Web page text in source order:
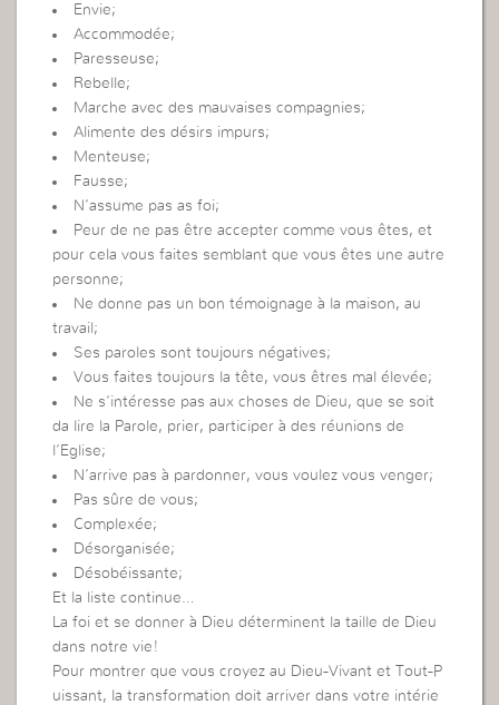
Envie;
Accommodée;
Paresseuse;
Rebelle;
Marche avec des mauvaises compagnies;
Alimente des désirs impurs;
Menteuse;
Fausse;
N’assume pas as foi;
Peur de ne pas être accepter comme vous êtes, et
pour cela vous faites semblant que vous êtes une autre
personne;
Ne donne pas un bon témoignage à la maison, au
travail;
Ses paroles sont toujours négatives;
Vous faites toujours la tête, vous êtres mal élevée;
Ne s’intéresse pas aux choses de Dieu, que se soit
da lire la Parole, prier, participer à des réunions de
l’Eglise;
N’arrive pas à pardonner, vous voulez vous venger;
Pas sûre de vous;
Complexée;
Désorganisée;
Désobéissante;
Et la liste continue…
La foi et se donner à Dieu déterminent la taille de Dieu
dans notre vie!
Pour montrer que vous croyez au Dieu-Vivant et Tout-P
uissant, la transformation doit arriver dans votre intérie